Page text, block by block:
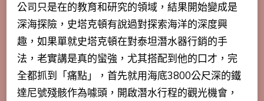
公司只是在的教育和研究的領域，結果開始變成是
深海探險，史塔克頓有說過對探索海洋的深度興
趣，如果單就史塔克頓在對泰坦潛水器行銷的手
法，老實講是真的蠻強，尤其搭配到他的口才，完
全都抓到「痛點」， 首先就用海底3800公尺深的鐵
達尼號殘骸作為噱頭，開啟潛水行程的觀光機會，